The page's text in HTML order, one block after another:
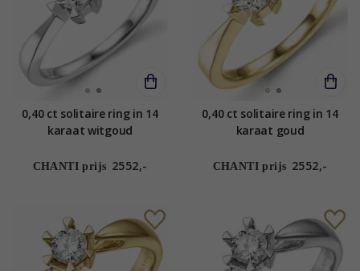
0,40 ct solitaire ring in 14
karaat witgoud
CHANTI prijs 2552,-
0,40 ct solitaire ring in 14
karaat goud
CHANTI prijs 2552,-